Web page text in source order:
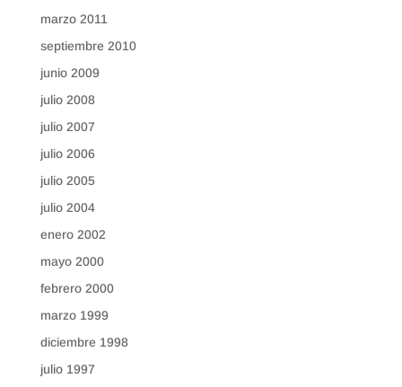
marzo 2011
septiembre 2010
junio 2009
julio 2008
julio 2007
julio 2006
julio 2005
julio 2004
enero 2002
mayo 2000
febrero 2000
marzo 1999
diciembre 1998
julio 1997